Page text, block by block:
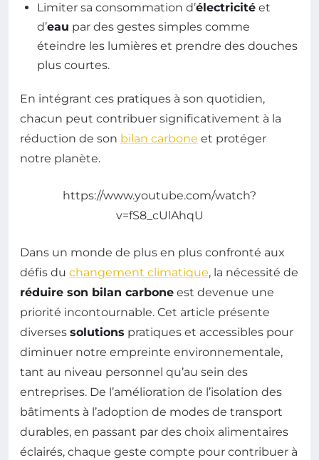
Limiter sa consommation d’électricité et
d’eau par des gestes simples comme
éteindre les lumières et prendre des douches
plus courtes.
En intégrant ces pratiques à son quotidien,
chacun peut contribuer significativement à la
réduction de son bilan carbone et protéger
notre planète.
https://www.youtube.com/watch?
v=fS8_cUlAhqU
Dans un monde de plus en plus confronté aux
défis du changement climatique, la nécessité de
réduire son bilan carbone est devenue une
priorité incontournable. Cet article présente
diverses solutions pratiques et accessibles pour
diminuer notre empreinte environnementale,
tant au niveau personnel qu’au sein des
entreprises. De l’amélioration de l’isolation des
bâtiments à l’adoption de modes de transport
durables, en passant par des choix alimentaires
éclairés, chaque geste compte pour contribuer à